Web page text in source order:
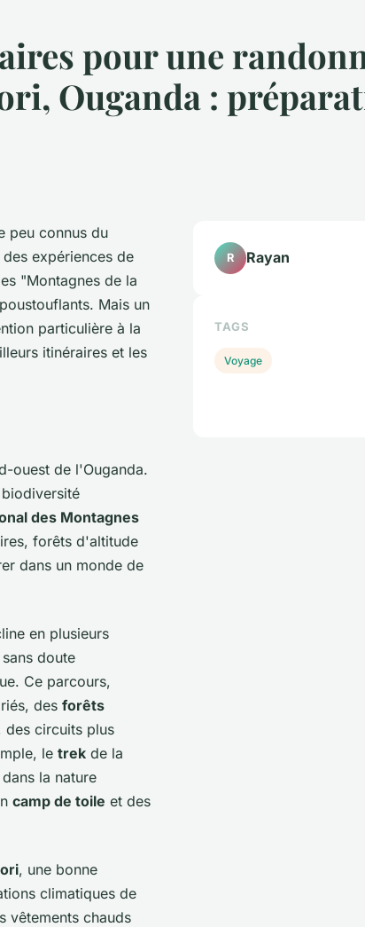
pour une
Ouganda :
peu connus du
expériences de
"Montagnes de la
Mais un
particulière à la
itinéraires et les
ouest de l'Ouganda.
des Montagnes
forêts d'altitude
dans un monde de
en plusieurs
doute
Ce parcours,
des forêts
des circuits plus
le trek de la
la nature
camp de toile et des
, une bonne
climatiques de
vêtements chauds
R Rayan
TAGS
Voyage